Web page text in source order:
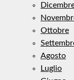
Ottobre
Agosto
Luglio